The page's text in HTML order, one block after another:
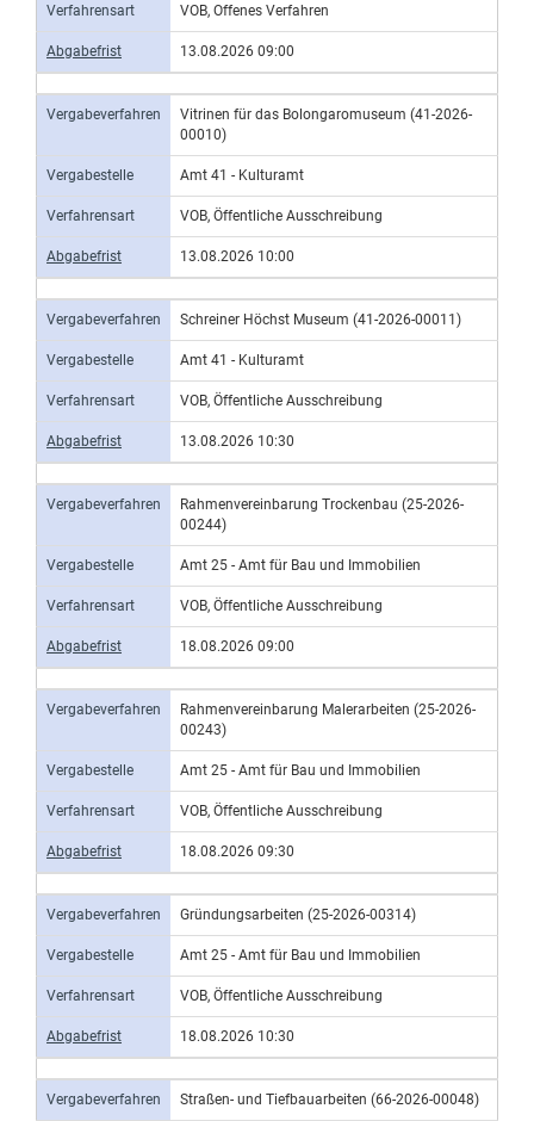
Verfahrensart VOB, Offenes Verfahren
Abgabefrist 13.08.2026 09:00
Vergabeverfahren
Vitrinen für das Bolongaromuseum (41-2026-
00010)
Vergabestelle Amt 41 - Kulturamt
Verfahrensart VOB, Öffentliche Ausschreibung
Abgabefrist 13.08.2026 10:00
Vergabeverfahren Schreiner Höchst Museum (41-2026-00011)
Vergabestelle Amt 41 - Kulturamt
Verfahrensart VOB, Öffentliche Ausschreibung
Abgabefrist 13.08.2026 10:30
Vergabeverfahren
Rahmenvereinbarung Trockenbau (25-2026-
00244)
Vergabestelle Amt 25 - Amt für Bau und Immobilien
Verfahrensart VOB, Öffentliche Ausschreibung
Abgabefrist 18.08.2026 09:00
Vergabeverfahren
Rahmenvereinbarung Malerarbeiten (25-2026-
00243)
Vergabestelle Amt 25 - Amt für Bau und Immobilien
Verfahrensart VOB, Öffentliche Ausschreibung
Abgabefrist 18.08.2026 09:30
Vergabeverfahren Gründungsarbeiten (25-2026-00314)
Vergabestelle Amt 25 - Amt für Bau und Immobilien
Verfahrensart VOB, Öffentliche Ausschreibung
Abgabefrist 18.08.2026 10:30
Vergabeverfahren Straßen- und Tiefbauarbeiten (66-2026-00048)